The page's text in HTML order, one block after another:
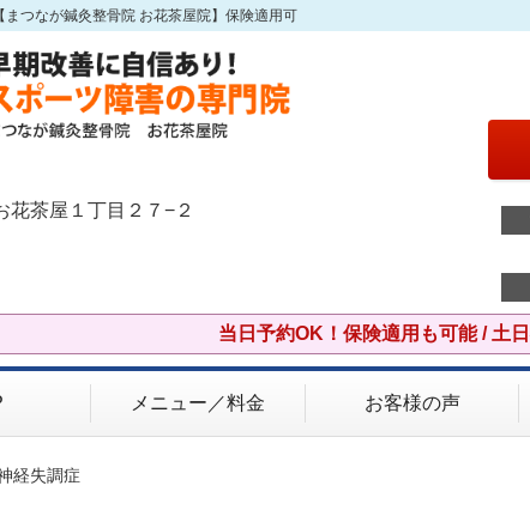
まつなが鍼灸整骨院 お花茶屋院】保険適用可
花茶屋１丁目２７−２
当日予約OK！保険適用も可能 / 土
メニュー／料金 お客様の声
経失調症